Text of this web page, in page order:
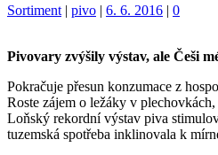
Kategorie:
Sortiment | Štítky:
pivo | 6. 6. 2016 | 0
Pivovary zvýšily výstav, ale Češi
Pokračuje přesun konzumace z
Roste zájem o ležáky v
Loňský rekordní výstav piva
tuzemská spotřeba inklinovala k